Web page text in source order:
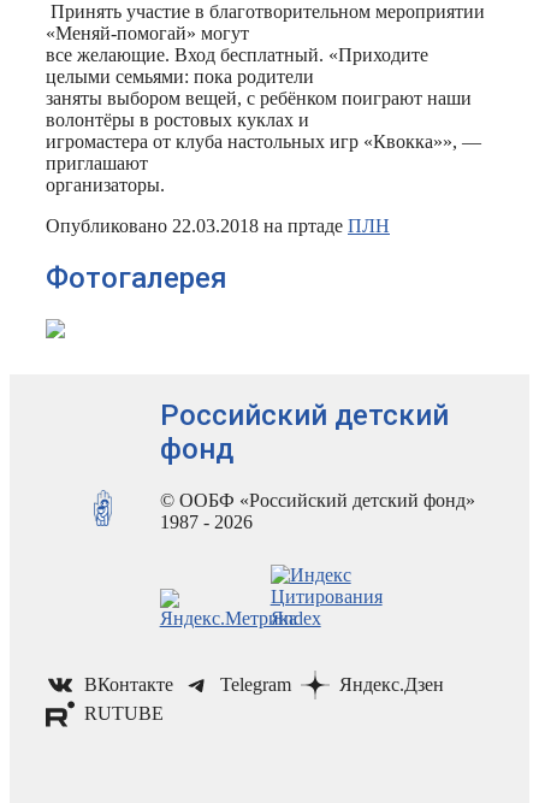
Принять участие в благотворительном мероприятии
«Меняй-помогай» могут
все желающие. Вход бесплатный. «Приходите
целыми семьями: пока родители
заняты выбором вещей, с ребёнком поиграют наши
волонтёры в ростовых куклах и
игромастера от клуба настольных игр «Квокка»», —
приглашают
организаторы.
Опубликовано 22.03.2018 на пртаде ПЛН
Фотогалерея
Российский детский
фонд
© ООБФ «Российский детский фонд»
1987 - 2026
ВКонтакте Telegram
Яндекс.Дзен
RUTUBE